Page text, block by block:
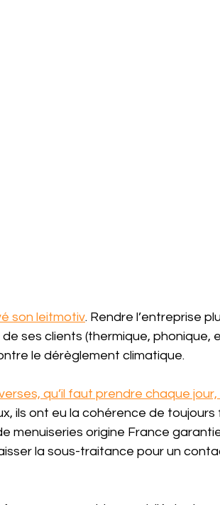
son leitmotiv. Rendre l’entreprise
ses clients (thermique, phonique,
le dérèglement climatique.
qu’il faut prendre chaque
ils ont eu la cohérence de toujours
menuiseries origine France
la sous-traitance pour un